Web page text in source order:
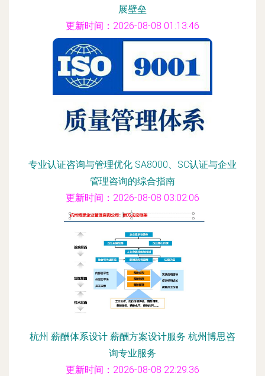
展壁垒
更新时间：2026-08-08 01:13:46
专业认证咨询与管理优化 SA8000、SC认证与企业
管理咨询的综合指南
更新时间：2026-08-08 03:02:06
杭州 薪酬体系设计 薪酬方案设计服务 杭州博思咨
询专业服务
更新时间：2026-08-08 22:29:36